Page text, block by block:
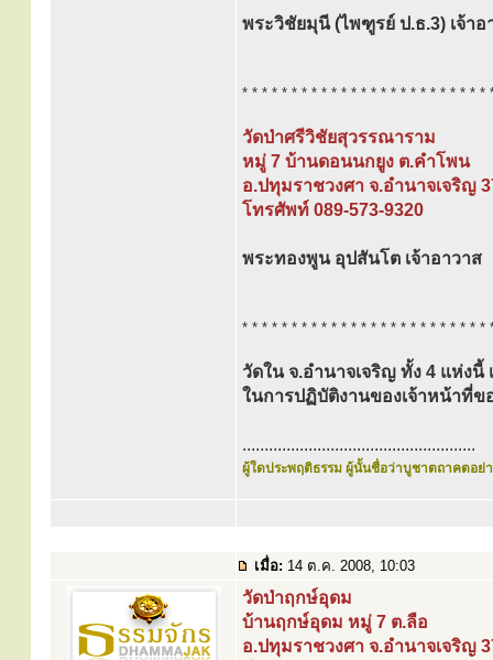
พระวิชัยมุนี (ไพฑูรย์ ป.ธ.3) เจ้าอ
* * * * * * * * * * * * * * * * * * * * * * * * *
วัดป่าศรีวิชัยสุวรรณาราม
หมู่ 7 บ้านดอนนกยูง ต.คำโพน
อ.ปทุมราชวงศา จ.อำนาจเจริญ
โทรศัพท์ 089-573-9320
พระทองพูน อุปสันโต เจ้าอาวาส
* * * * * * * * * * * * * * * * * * * * * * * * *
วัดใน จ.อำนาจเจริญ ทั้ง 4 แห่ง
ในการปฏิบัติงานของเจ้าหน้าที่
.....................................................
ผู้ใดประพฤติธรรม ผู้นั้นชื่อว่าบูชาตถาคตอย่า
เมื่อ: 14 ต.ค. 2008, 10:03
วัดป่าฤกษ์อุดม
บ้านฤกษ์อุดม หมู่ 7 ต.ลือ
อ.ปทุมราชวงศา จ.อำนาจเจริญ